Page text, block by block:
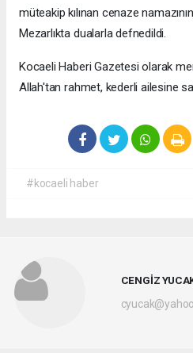
müteakip kılınan cenaze
Mezarlıkta dualarla defnedildi.
Kocaeli Haberi Gazetesi olarak
Allah'tan rahmet, kederli ailesine
#kocaeli haber
CENGİZ